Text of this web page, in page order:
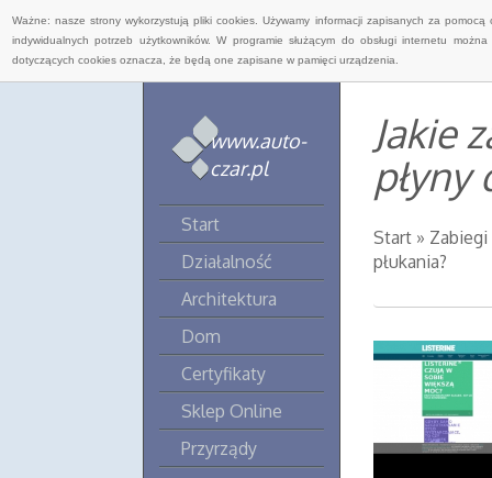
Ważne: nasze strony wykorzystują pliki cookies. Używamy informacji zapisanych za
indywidualnych potrzeb użytkowników. W programie służącym do obsługi internetu
dotyczących cookies oznacza, że będą one zapisane w pamięci urządzenia.
www.auto-
czar.pl
Start
Działalność
Architektura
Dom
Certyfikaty
Sklep Online
Przyrządy
Jakie
płyny
Start » Zabiegi
płukania?